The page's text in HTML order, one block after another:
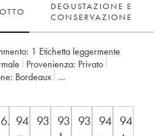
DEGUSTAZIONE E
CONSERVAZIONE
1 Etichetta leggermente
Provenienza:
privato
Bordeaux
94 93 93 93 94 94